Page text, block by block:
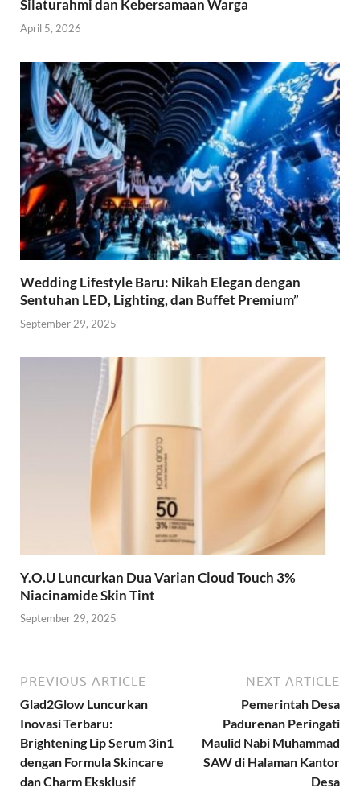
Silaturahmi dan Kebersamaan Warga
April 5, 2026
Wedding Lifestyle Baru: Nikah Elegan dengan
Sentuhan LED, Lighting, dan Buffet Premium”
September 29, 2025
Y.O.U Luncurkan Dua Varian Cloud Touch 3%
Niacinamide Skin Tint
September 29, 2025
PREVIOUS ARTICLE
Glad2Glow Luncurkan
Inovasi Terbaru:
Brightening Lip Serum 3in1
dengan Formula Skincare
dan Charm Eksklusif
NEXT ARTICLE
Pemerintah Desa
Padurenan Peringati
Maulid Nabi Muhammad
SAW di Halaman Kantor
Desa